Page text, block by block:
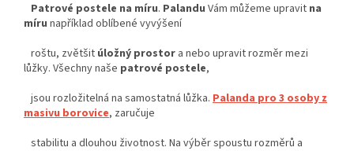
Patrové postele na míru. Palandu Vám můžeme upravit na
míru například oblíbené vyvýšení
roštu, zvětšit úložný prostor a nebo upravit rozměr mezi
lůžky. Všechny naše patrové postele,
jsou rozložitelná na samostatná lůžka. Palanda pro 3 osoby z
masivu borovice, zaručuje
stabilitu a dlouhou životnost. Na výběr spoustu rozměrů a